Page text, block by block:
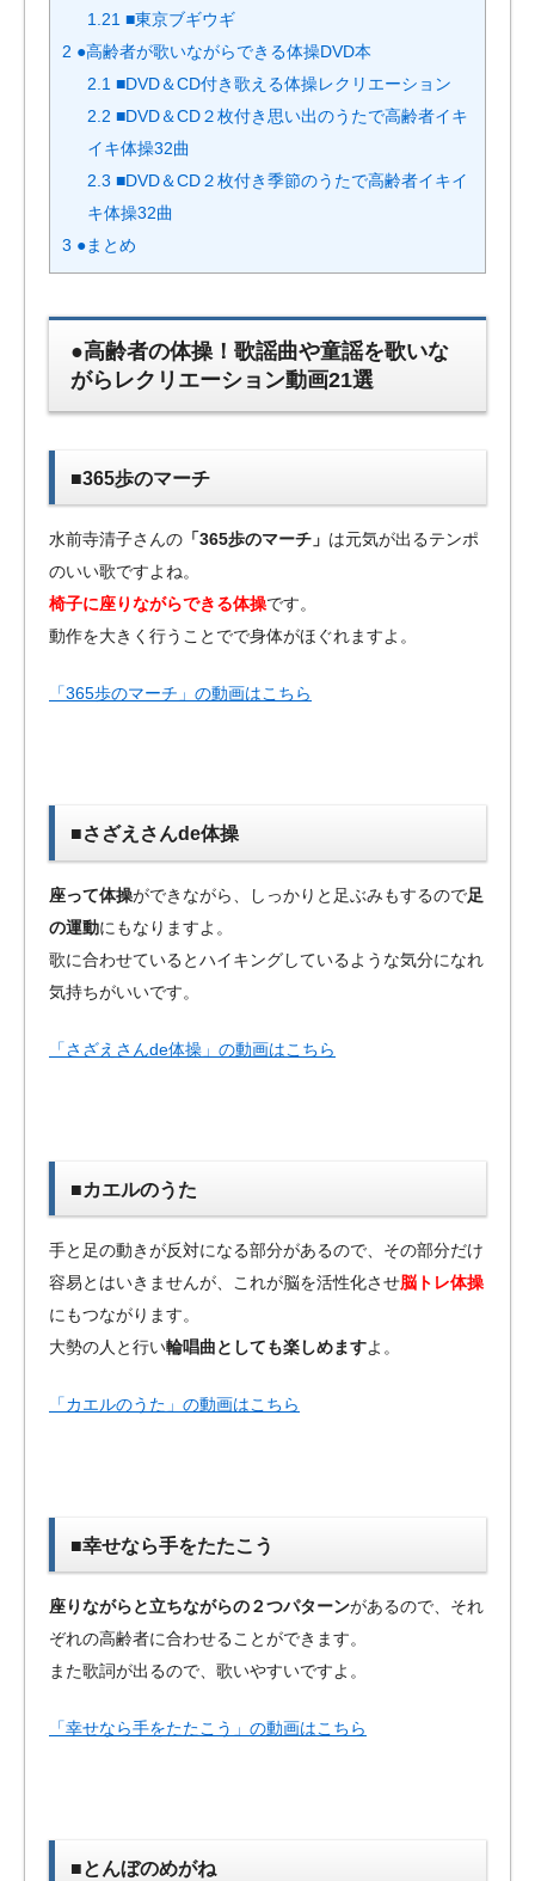
1.21 ■東京ブギウギ
2 ●高齢者が歌いながらできる体操DVD本
2.1 ■DVD＆CD付き歌える体操レクリエーション
2.2 ■DVD＆CD２枚付き思い出のうたで高齢者イキ
イキ体操32曲
2.3 ■DVD＆CD２枚付き季節のうたで高齢者イキイ
キ体操32曲
3 ●まとめ
●高齢者の体操！歌謡曲や童謡を歌いな
がらレクリエーション動画21選
■365歩のマーチ
水前寺清子さんの 「365歩のマーチ」 は元気が出るテンポ
のいい歌ですよね。
椅子に座りながらできる体操です。
動作を大きく行うことでで身体がほぐれますよ。
「365歩のマーチ」の動画はこちら
■さざえさんde体操
座って体操ができながら、しっかりと足ぶみもするので足
の運動にもなりますよ。
歌に合わせているとハイキングしているような気分になれ
気持ちがいいです。
「さざえさんde体操」の動画はこちら
■カエルのうた
手と足の動きが反対になる部分があるので、その部分だけ
容易とはいきませんが、これが脳を活性化させ脳トレ体操
にもつながります。
大勢の人と行い輪唱曲としても楽しめますよ。
「カエルのうた」の動画はこちら
■幸せなら手をたたこう
座りながらと立ちながらの２つパターンがあるので、それ
ぞれの高齢者に合わせることができます。
また歌詞が出るので、歌いやすいですよ。
「幸せなら手をたたこう」の動画はこちら
■とんぼのめがね